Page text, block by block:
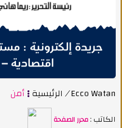
الرئيسية أمن /Ecco Watan
الكاتب :محرر الصفحة